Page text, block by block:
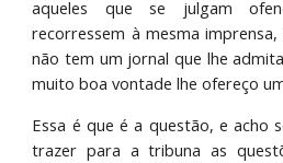
aqueles que se julgam
recorressem à mesma
não tem um jornal que lhe
muito boa vontade lhe ofereço
Essa é que é a questão, e acho
trazer para a tribuna as